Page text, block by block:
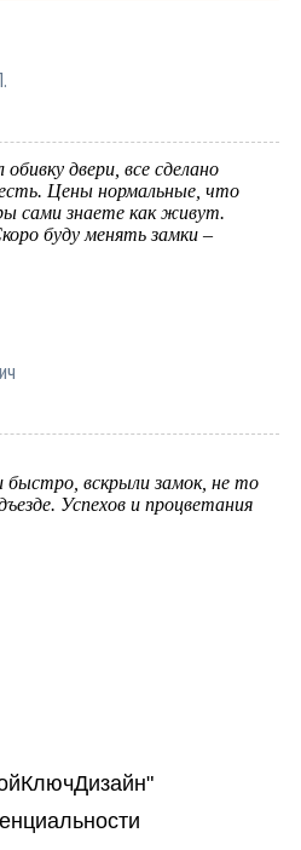
двери, все сделано
Цены нормальные, что
сами знаете как живут.
буду менять замки –
быстро, вскрыли замок, не то
Успехов и процветания